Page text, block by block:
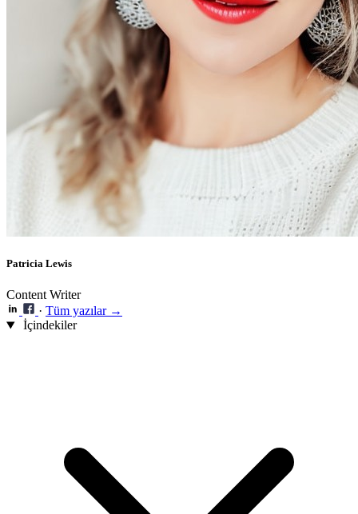
Patricia Lewis
Content Writer
· Tüm yazılar →
İçindekiler